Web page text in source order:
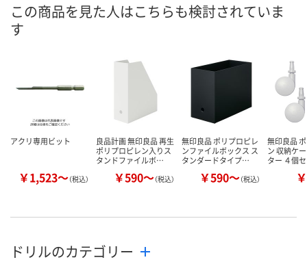
カゴへ カゴへ カ
この商品を見た人はこちらも検討されていま
す
アクリ専用ビット
￥1,523～（税込）
良品計画 無印良品 再生
ポリプロピレン入りス
タンドファイルボ…
￥590～（税込）
無印良品 ポリプロピレ
ンファイルボックス ス
タンダードタイプ…
￥590～（税込）
無印良品
ン 収納ケ
ター ４個
ドリルのカテゴリー